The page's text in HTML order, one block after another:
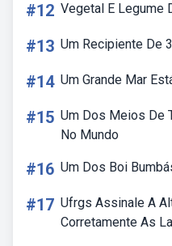
#12 Vegetal E Legume
#13 Um Recipiente De
#14 Um Grande Mar
#15 Um Dos Meios De
No Mundo
#16 Um Dos Boi
#17 Ufrgs Assinale A
Corretamente As